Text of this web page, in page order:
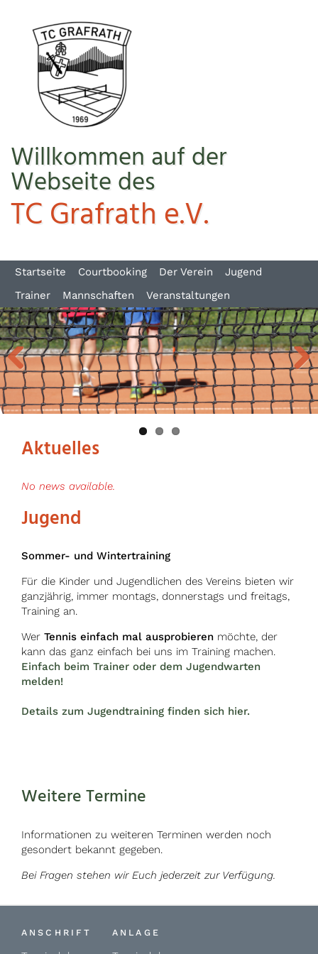
Willkommen auf der
Webseite des
TC Grafrath e.V.
Startseite Courtbooking Der Verein
Jugend
Trainer
Mannschaften Veranstaltungen
Previous Next
Aktuelles
No news available.
Jugend
Sommer- und Wintertraining
Für die Kinder und Jugendlichen des Vereins bieten wir
ganzjährig, immer montags, donnerstags und freitags,
Training an.
Wer Tennis einfach mal ausprobieren möchte, der
kann das ganz einfach bei uns im Training machen.
Einfach beim Trainer oder dem Jugendwarten
melden!
Details zum Jugendtraining finden sich hier.
Weitere Termine
Informationen zu weiteren Terminen werden noch
gesondert bekannt gegeben.
Bei Fragen stehen wir Euch jederzeit zur Verfügung.
ANSCHRIFT ANLAGE